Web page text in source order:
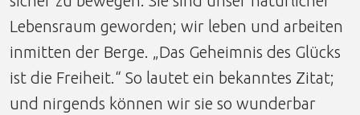
Lebensraum geworden; wir leben und arbeiten
inmitten der Berge. „Das Geheimnis des Glücks
ist die Freiheit.“ So lautet ein bekanntes Zitat;
und nirgends können wir sie so wunderbar